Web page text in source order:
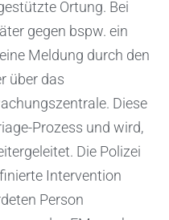
Ortung. Bei
gegen bspw. ein
Meldung durch den
über das
Diese
Prozess und wird,
Die Polizei
Intervention
Person